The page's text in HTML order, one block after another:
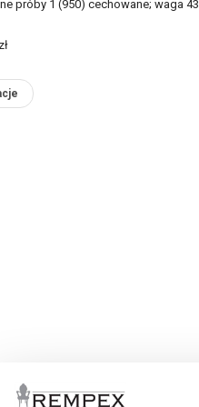
próby 1 (950) cechowane; waga